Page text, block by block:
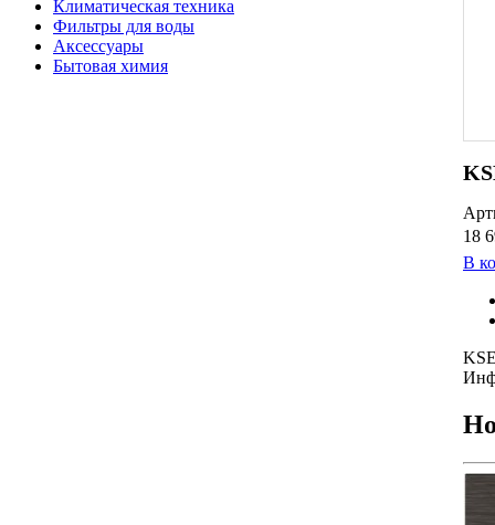
18
В
Климатическая техника
Фильтры для воды
Аксессуары
Бытовая химия